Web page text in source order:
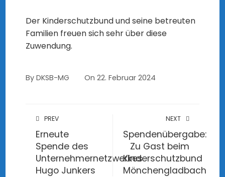
Der Kinderschutzbund und seine betreuten
Familien freuen sich sehr über diese
Zuwendung.
ByDKSB-MG On22. Februar 2024
PREV
Erneute
Spende des
Unternehmernetzwerkes
Hugo Junkers
NEXT
Spendenübergabe:
Zu Gast beim
Kinderschutzbund
Mönchengladbach